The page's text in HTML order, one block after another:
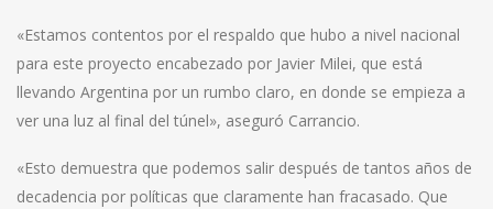
«Estamos contentos por el respaldo que hubo a nivel nacional
para este proyecto encabezado por Javier Milei, que está
llevando Argentina por un rumbo claro, en donde se empieza a
ver una luz al final del túnel», aseguró Carrancio.
«Esto demuestra que podemos salir después de tantos años de
decadencia por políticas que claramente han fracasado. Que